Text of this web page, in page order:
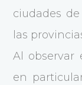
ciudades
las
Al observar
en